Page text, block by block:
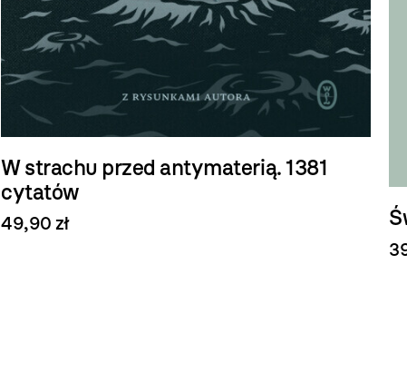
W strachu przed antymaterią. 1381
cytatów
49,90 zł